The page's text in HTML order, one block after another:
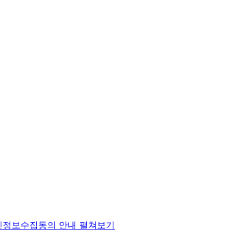
정보수집동의 안내 펼쳐보기